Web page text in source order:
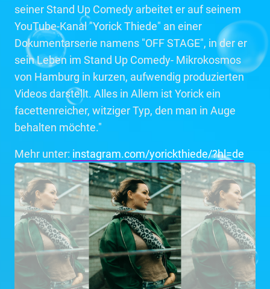
seiner Stand Up Comedy arbeitet er auf seinem
YouTube-Kanal "Yorick Thiede" an einer
Dokumentarserie namens "OFF STAGE", in der er
sein Leben im Stand Up Comedy- Mikrokosmos
von Hamburg in kurzen, aufwendig produzierten
Videos darstellt. Alles in Allem ist Yorick ein
facettenreicher, witziger Typ, den man in Auge
behalten möchte."
Mehr unter: instagram.com/yorickthiede/?hl=de